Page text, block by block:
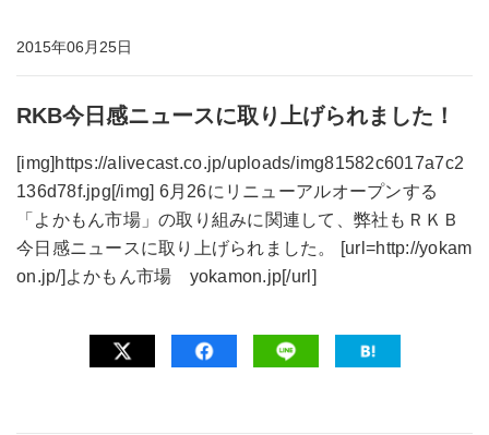
2015年06月25日
RKB今日感ニュースに取り上げられました！
[img]https://alivecast.co.jp/uploads/img81582c6017a7c2
136d78f.jpg[/img] 6月26にリニューアルオープンする
「よかもん市場」の取り組みに関連して、弊社もＲＫＢ
今日感ニュースに取り上げられました。 [url=http://yokam
on.jp/]よかもん市場 yokamon.jp[/url]